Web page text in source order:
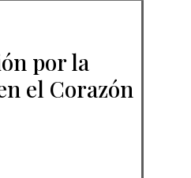
por la
el Corazón